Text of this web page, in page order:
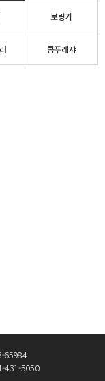
보링기
콤푸레샤
65984
431-5050